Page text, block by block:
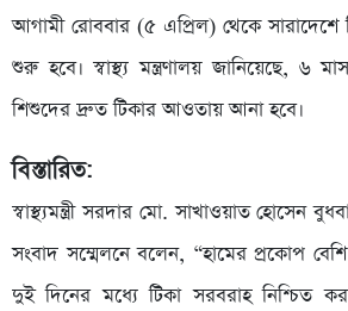
আগামী রোববার (৫ এপ্রিল) থেকে সারাদেশে
শুরু হবে। স্বাস্থ্য মন্ত্রণালয় জানিয়েছে, ৬
শিশুদের দ্রুত টিকার আওতায় আনা হবে।
বিস্তারিত:
স্বাস্থ্যমন্ত্রী সরদার মো. সাখাওয়াত হোসেন
সংবাদ সম্মেলনে বলেন, “হামের প্রকোপ
দুই দিনের মধ্যে টিকা সরবরাহ নিশ্চিত